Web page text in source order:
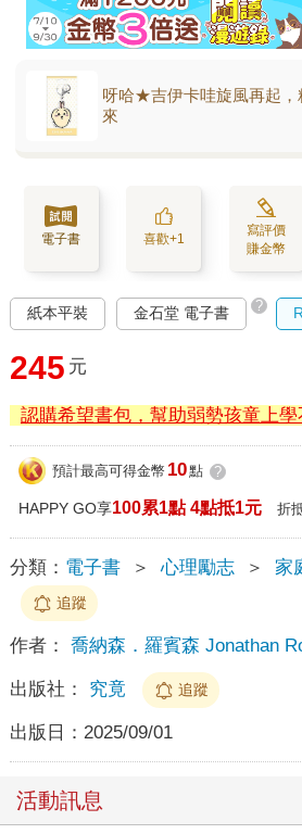
呀哈★吉伊卡哇旋風再起，
來
電子書 喜歡+1
寫評價
賺金幣
紙本平裝 金石堂 電子書 ?
245 元
認購希望書包，幫助弱勢孩童上學
預計最高可得金幣 10點 ?
HAPPY GO享100累1點 4點抵1元 折
分類： 電子書 ＞ 心理勵志 ＞ 家
追蹤
作者： 喬納森．羅賓森 Jonathan
出版社： 究竟 追蹤
出版日： 2025/09/01
活動訊息